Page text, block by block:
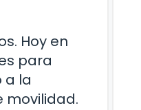
Hoy en
para
a la
movilidad.